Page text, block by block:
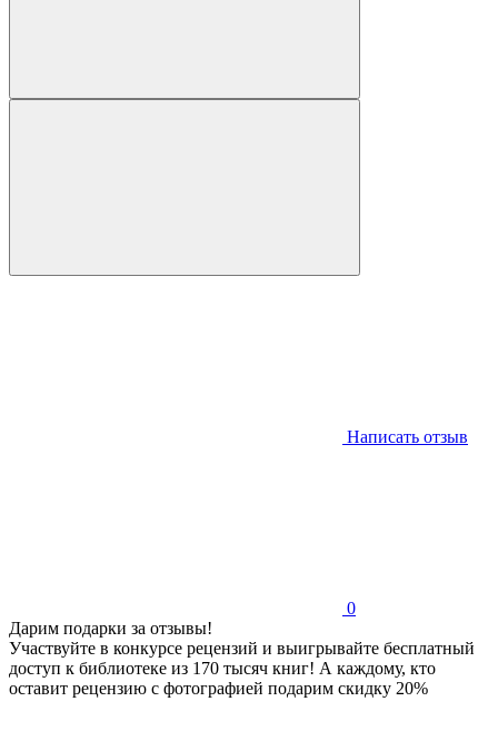
Написать отзыв
0
Дарим подарки за отзывы!
Участвуйте в конкурсе рецензий и выигрывайте бесплатный
доступ к библиотеке из 170 тысяч книг! А каждому, кто
оставит рецензию с фотографией подарим скидку 20%